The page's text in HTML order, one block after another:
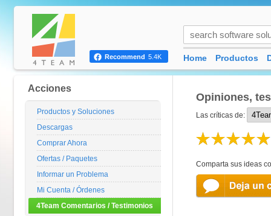
Opiniones,
Las críticas de:
Comparta sus ideas
Acciones
Productos y Soluciones
Descargas
Comprar Ahora
Ofertas / Paquetes
Informar un Problema
Mi Cuenta / Órdenes
4Team Comentarios / Testimonios
Recommend 5.4K Home Productos